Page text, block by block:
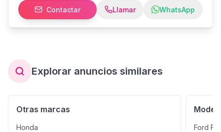
Contactar Llamar WhatsApp
Explorar anuncios similares
Otras marcas
Honda
Ford F-